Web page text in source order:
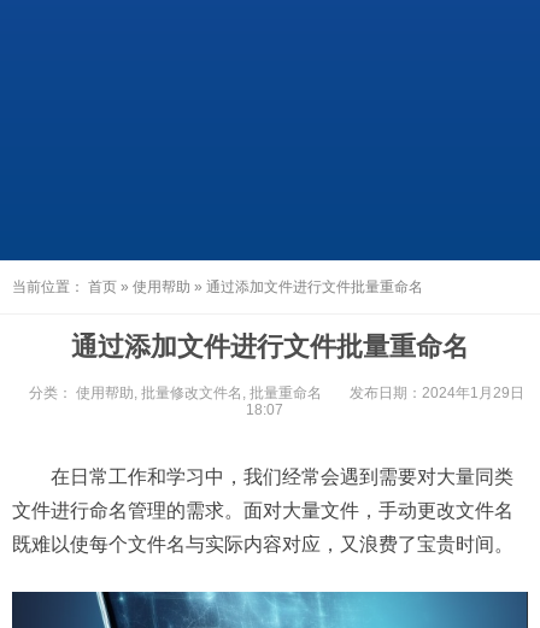
当前位置： 首页 » 使用帮助 » 通过添加文件进行文件批量重命名
通过添加文件进行文件批量重命名
分类： 使用帮助, 批量修改文件名 , 批量重命名
发布日期：2024年1月29日
18:07
在日常工作和学习中，我们经常会遇到需要对大量同类
文件进行命名管理的需求。面对大量文件，手动更改文件名
既难以使每个文件名与实际内容对应，又浪费了宝贵时间。